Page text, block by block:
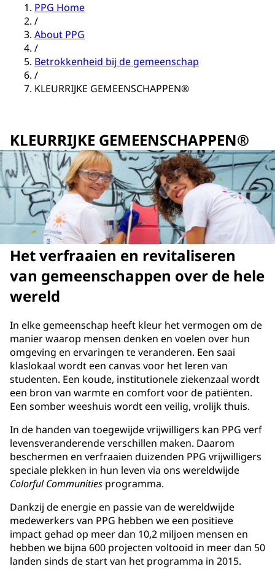
PPG Home
/
About PPG
/
Betrokkenheid bij de gemeenschap
/
KLEURRIJKE GEMEENSCHAPPEN®
KLEURRIJKE GEMEENSCHAPPEN®
Het verfraaien en revitaliseren
van gemeenschappen over de hele
wereld
In elke gemeenschap heeft kleur het vermogen om de
manier waarop mensen denken en voelen over hun
omgeving en ervaringen te veranderen. Een saai
klaslokaal wordt een canvas voor het leren van
studenten. Een koude, institutionele ziekenzaal wordt
een bron van warmte en comfort voor de patiënten.
Een somber weeshuis wordt een veilig, vrolijk thuis.
In de handen van toegewijde vrijwilligers kan PPG verf
levensveranderende verschillen maken. Daarom
beschermen en verfraaien duizenden PPG vrijwilligers
speciale plekken in hun leven via ons wereldwijde
Colorful Communities programma.
Dankzij de energie en passie van de wereldwijde
medewerkers van PPG hebben we een positieve
impact gehad op meer dan 10,2 miljoen mensen en
hebben we bijna 600 projecten voltooid in meer dan 50
landen sinds de start van het programma in 2015.